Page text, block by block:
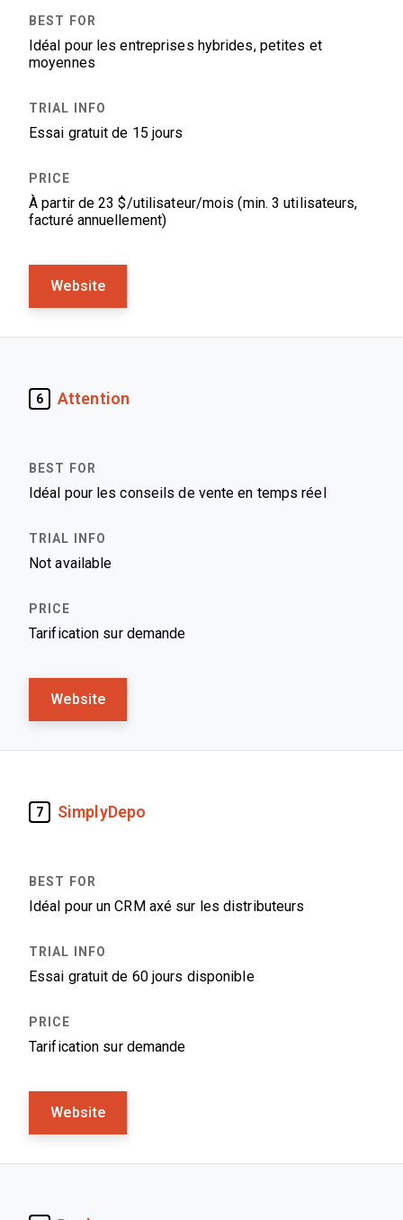
Idéal pour les entreprises hybrides, petites et
moyennes
Essai gratuit de 15 jours
À partir de 23 $/utilisateur/mois (min. 3 utilisateurs,
facturé annuellement)
Website
6 Attention
Idéal pour les conseils de vente en temps réel
Not available
Tarification sur demande
Website
7 SimplyDepo
Idéal pour un CRM axé sur les distributeurs
Essai gratuit de 60 jours disponible
Tarification sur demande
Website